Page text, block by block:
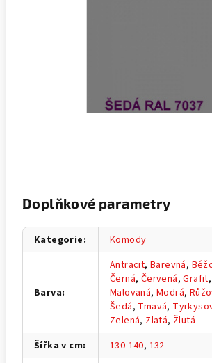
Doplňkové parametry
Kategorie: Komody
Barva:
Antracit,Barevná,
Černá, Červená,Grafit,
Malovaná,Modrá,
Šedá, Tmavá,
Zelená, Zlatá, Žlutá
Šířka v cm: 130-140, 132